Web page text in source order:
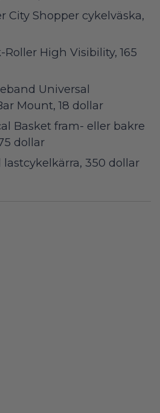
City Shopper cykelväska,
Roller High Visibility, 165
Universal
Mount, 18 dollar
Basket fram- eller bakre
dollar
lastcykelkärra, 350 dollar